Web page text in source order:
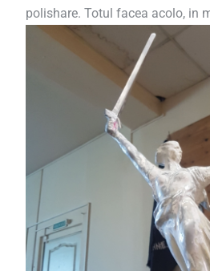
polishare. Totul facea acolo, in